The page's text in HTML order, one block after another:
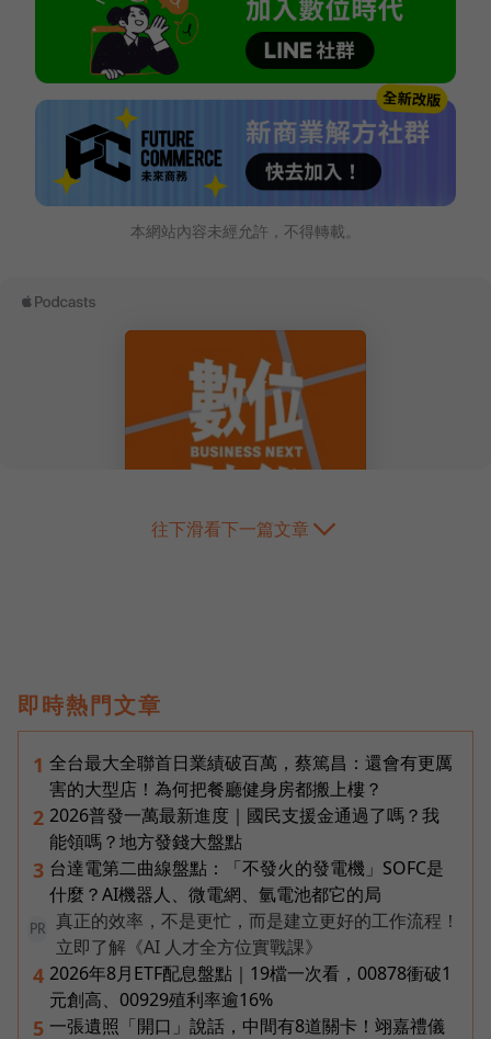
本網站內容未經允許，不得轉載。
往下滑看下一篇文章
即時熱門文章
1 全台最大全聯首日業績破百萬，蔡篤昌：還會有更厲
害的大型店！為何把餐廳健身房都搬上樓？
2 2026普發一萬最新進度｜國民支援金通過了嗎？我
能領嗎？地方發錢大盤點
3 台達電第二曲線盤點：「不發火的發電機」SOFC是
什麼？AI機器人、微電網、氫電池都它的局
PR
真正的效率，不是更忙，而是建立更好的工作流程！
立即了解《AI 人才全方位實戰課》
4 2026年8月ETF配息盤點｜19檔一次看，00878衝破1
元創高、00929殖利率逾16%
5 一張遺照「開口」說話，中間有8道關卡！翊嘉禮儀